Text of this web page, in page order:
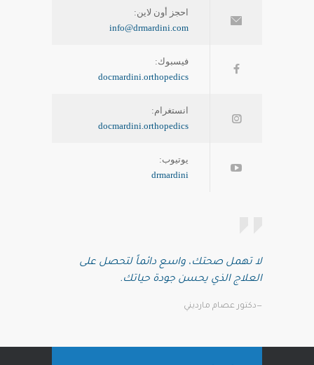
احجز أون لاين:
info@drmardini.com
فيسبوك:
docmardini.orthopedics
انستغرام:
docmardini.orthopedics
يوتيوب:
drmardini
لا تهمل صحتك، واسع دائماً لتحصل على
العلاج الذي يحسن جودة حياتك.
—دكتور عصام مارديني